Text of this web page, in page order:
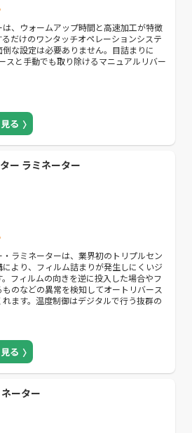
、ウォームアップ時間と高速加工が特徴
だけのワンタッチオペレーションシステ
な設定は必要ありません。目詰まりに
スと手動でも取り除けるマニュアルリバー
る
ー ラミネーター
ラミネーターは、業界初のトリプルセン
より、フィルム詰まりが発生しにくいジ
フィルムの向きを逆に投入した場合やフ
のなどの異常を検知してオートリバース
ます。温度制御はデジタルで行う抜群の
る
ーター